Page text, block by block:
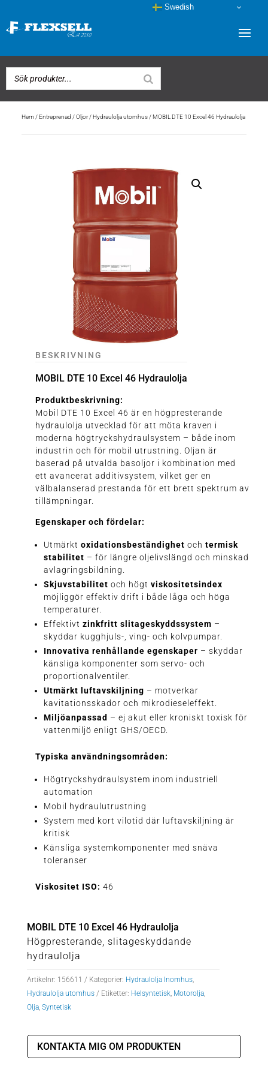
Hem/Entreprenad /Oljor/Hydraulolja utomhus/ MOBIL DTE 10 Excel 46 Hydraulolja
BESKRIVNING
MOBIL DTE 10 Excel 46 Hydraulolja
Produktbeskrivning:
Mobil DTE 10 Excel 46 är en högpresterande
hydraulolja utvecklad för att möta kraven i
moderna högtryckshydraulsystem – både inom
industrin och för mobil utrustning. Oljan är
baserad på utvalda basoljor i kombination med
ett avancerat additivsystem, vilket ger en
välbalanserad prestanda för ett brett spektrum av
tillämpningar.
Egenskaper och fördelar:
Utmärkt oxidationsbeständighet och termisk
stabilitet – för längre oljelivslängd och minskad
avlagringsbildning.
Skjuvstabilitet och högt viskositetsindex
möjliggör effektiv drift i både låga och höga
temperaturer.
Effektivt zinkfritt slitageskyddssystem –
skyddar kugghjuls-, ving- och kolvpumpar.
Innovativa renhållande egenskaper – skyddar
känsliga komponenter som servo- och
proportionalventiler.
Utmärkt luftavskiljning – motverkar
kavitationsskador och mikrodieseleffekt.
Miljöanpassad – ej akut eller kroniskt toxisk för
vattenmiljö enligt GHS/OECD.
Typiska användningsområden:
Högtryckshydraulsystem inom industriell
automation
Mobil hydraulutrustning
System med kort vilotid där luftavskiljning är
kritisk
Känsliga systemkomponenter med snäva
toleranser
Viskositet ISO: 46
MOBIL DTE 10 Excel 46 Hydraulolja
Högpresterande, slitageskyddande
hydraulolja
Artikelnr: 156611 Kategorier: Hydraulolja Inomhus,
Hydraulolja utomhus
Etiketter: Helsyntetisk, Motorolja,
Olja, Syntetisk
KONTAKTA MIG OM PRODUKTEN
Swedish